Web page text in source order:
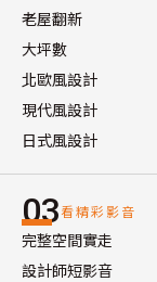
老屋翻新
大坪數
北歐風設計
現代風設計
日式風設計
03看精彩影音
完整空間實走
設計師短影音